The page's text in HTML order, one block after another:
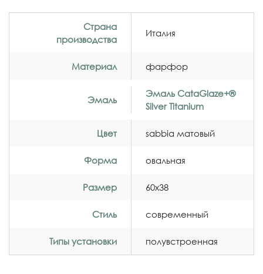
Страна
производства
Италия
Материал фарфор
Эмаль
Эмаль CataGlaze+®
Silver Titanium
Цвет sabbia матовый
Форма овальная
Размер 60x38
Стиль современный
Типы установки полувстроенная